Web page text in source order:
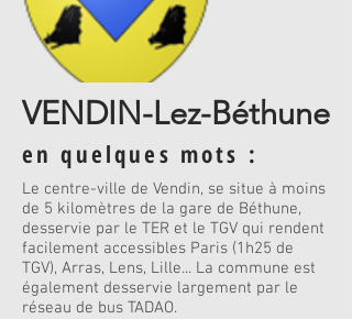
VENDIN-Lez-Béthune
en quelques mots :
Le centre-ville de Vendin, se situe à moins
de 5 kilomètres de la gare de Béthune,
desservie par le TER et le TGV qui rendent
facilement accessibles Paris (1h25 de
TGV), Arras, Lens, Lille... La commune est
également desservie largement par le
réseau de bus TADAO.